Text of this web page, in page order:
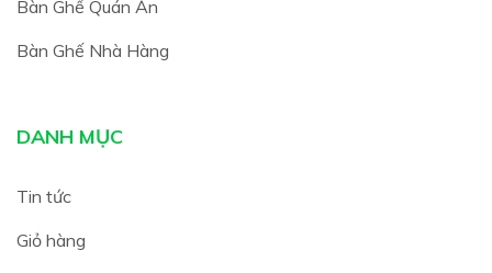
Bàn Ghế Quán Ăn
Bàn Ghế Nhà Hàng
DANH MỤC
Tin tức
Giỏ hàng